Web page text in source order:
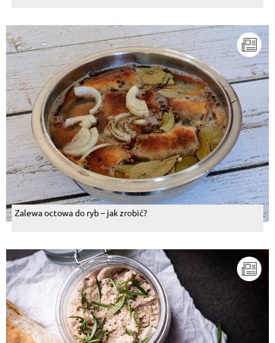
Zalewa octowa do ryb – jak zrobić?